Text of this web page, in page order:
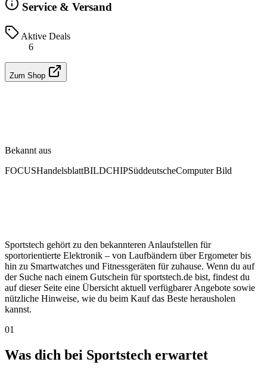
Service & Versand
Aktive Deals
6
Zum Shop
Bekannt aus
FOCUSHandelsblattBILDCHIPSüddeutscheComputer Bild
Sportstech gehört zu den bekannteren Anlaufstellen für
sportorientierte Elektronik – von Laufbändern über Ergometer bis
hin zu Smartwatches und Fitnessgeräten für zuhause. Wenn du auf
der Suche nach einem Gutschein für sportstech.de bist, findest du
auf dieser Seite eine Übersicht aktuell verfügbarer Angebote sowie
nützliche Hinweise, wie du beim Kauf das Beste herausholen
kannst.
01
Was dich bei Sportstech erwartet